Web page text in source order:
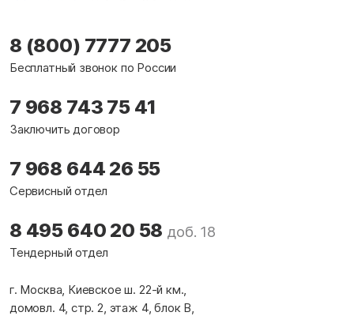
8 (800) 7777 205
Бесплатный звонок по России
7 968 743 75 41
Заключить договор
7 968 644 26 55
Сервисный отдел
8 495 640 20 58 доб. 18
Тендерный отдел
г. Москва, Киевское ш. 22-й км.,
домовл. 4, стр. 2, этаж 4, блок В,